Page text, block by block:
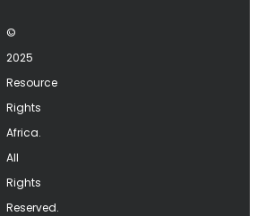
©
2025
Resource
Rights
Africa.
All
Rights
Reserved.